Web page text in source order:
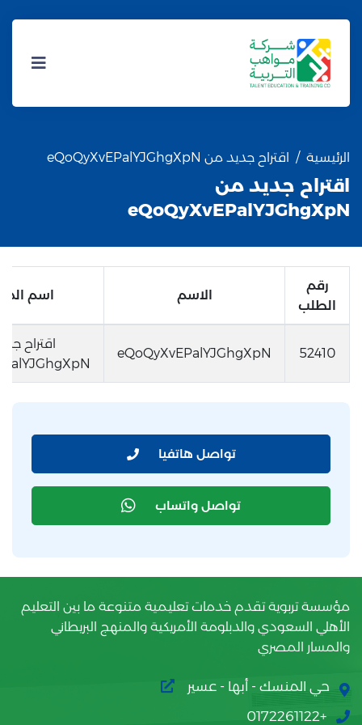
الرئيسية اقتراح جديد من eQoQyXvEPalYJGhgXpN
اقتراح جديد من
eQoQyXvEPalYJGhgXpN
رقم
الطلب
الاسم اسم
52410
eQoQyXvEPalYJGhgXpN
اقتراح
تواصل هاتفيا
تواصل واتساب
مؤسسة تربوية تقدم خدمات تعليمية متنوعة ما بين التعليم
الأهلي السعودي والدبلومة الأمريكية والمنهج البريطاني
والمسار المصري
حي المنسك - أبها - عسير
+0172261122